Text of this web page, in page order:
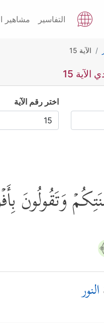
التفاسير مشاهير
الآية 15
15
اختر رقم الآية
النور